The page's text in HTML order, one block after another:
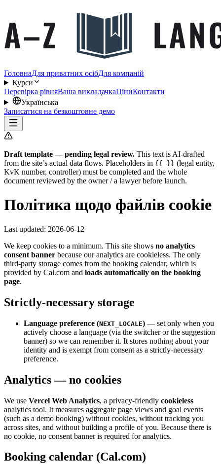
ГоловнаДля приватних осібДля компаній
Курси
Перевірка рівняВаша викладачкаЦіниКонтакти
Українська
Записатися на безкоштовне демо
Draft template — pending legal review. This text is AI-drafted
from the site’s actual data flows. Placeholders in {{ }} (legal entity,
KvK number, controller) must be completed and the whole
document reviewed by the owner / a lawyer before launch.
Політика щодо файлів cookie
Last updated: 2026-06-12
We keep cookies to a minimum. This site shows no analytics
consent banner because our analytics are cookieless. The only
third-party storage comes from the booking calendar, which is
provided by Cal.com and loads automatically on the booking
page.
Strictly-necessary storage
Language preference (NEXT_LOCALE) — set only when you
actively choose a language (via the switcher or the suggestion
banner) so we can remember it. It stores nothing about your
identity and is exempt from consent as a strictly-necessary
preference.
Analytics — no cookies
We use Vercel Web Analytics, a privacy-friendly cookieless
analytics tool. It measures aggregate page views and goal events
(such as a demo booking) without cookies, without tracking you
across sites, and without building a profile of you. Because there is
no cookie, no consent banner is required for analytics.
Booking calendar (Cal.com)